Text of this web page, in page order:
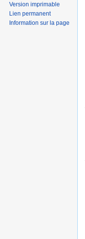
Version imprimable
Lien permanent
Information sur la page